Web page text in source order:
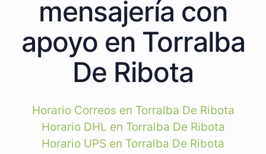
mensajería con
apoyo en Torralba
De Ribota
Horario Correos en Torralba De Ribota
Horario DHL en Torralba De Ribota
Horario UPS en Torralba De Ribota